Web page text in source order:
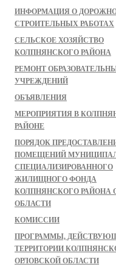
ИНФОРМАЦИЯ О
СТРОИТЕЛЬНЫХ РАБОТАХ
СЕЛЬСКОЕ ХОЗЯЙСТВО
КОЛПНЯНСКОГО РАЙОНА
РЕМОНТ
УЧРЕЖДЕНИЙ
ОБЪЯВЛЕНИЯ
МЕРОПРИЯТИЯ В
РАЙОНЕ
ПОРЯДОК
ПОМЕЩЕНИЙ
СПЕЦИАЛИЗИРОВАННОГО
ЖИЛИЩНОГО ФОНДА
КОЛПНЯНСКОГО РАЙОНА
ОБЛАСТИ
КОМИССИИ
ПРОГРАММЫ,
ТЕРРИТОРИИ
ОРЛОВСКОЙ ОБЛАСТИ